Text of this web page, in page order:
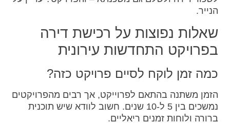
הנייר.
שאלות נפוצות על רכישת דירה
בפרויקט התחדשות עירונית
כמה זמן לוקח לסיים פרויקט כזה?
הזמן משתנה בהתאם לפרוייקט, אך רבים מהפרויקטים
נמשכים בין 5 ל-10 שנים. חשוב לוודא שיש תוכנית
ברורה ולוחות זמנים ריאליים.